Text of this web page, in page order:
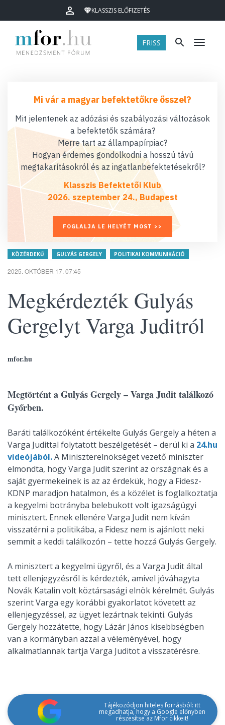
KLASSZIS ELŐFIZETÉS
FRISS Menü
Mi vár a magyar befektetőkre ősszel?
Mit jelentenek az adózási és szabályozási változások
a befektetők számára?
Merre tart az állampapírpiac?
Hogyan érdemes gondolkodni a hosszú távú
megtakarításokról és az ingatlanbefektetésekről?
Klasszis Befektetői Klub
2026. szeptember 24., Budapest
FOGLALJA LE HELYÉT MOST >>
KÖZÉRDEKŰ GULYÁS GERGELY POLITIKAI KOMMUNIKÁCIÓ
2025. OKTÓBER 17. 07:45
Megkérdezték Gulyás
Gergelyt Varga Juditról
mfor.hu
Megtörtént a Gulyás Gergely – Varga Judit találkozó
Győrben.
Baráti találkozóként értékelte Gulyás Gergely a héten a
Varga Judittal folytatott beszélgetését – derül ki a 24.hu
videójából.A Miniszterelnökséget vezető miniszter
elmondta, hogy Varga Judit szerint az országnak és a
saját gyermekeinek is az az érdekük, hogy a Fidesz-
KDNP maradjon hatalmon, és a közélet is foglalkoztatja
a kegyelmi botrányba belebukott volt igazságügyi
minisztert. Ennek ellenére Varga Judit nem kíván
visszatérni a politikába, a Fidesz nem is ajánlott neki
semmit a keddi találkozón – tette hozzá Gulyás Gergely.
A minisztert a kegyelmi ügyről, és a Varga Judit által
tett ellenjegyzésről is kérdezték, amivel jóváhagyta
Novák Katalin volt köztársasági elnök kérelmét. Gulyás
szerint Varga egy korábbi gyakorlatot követett az
ellenjegyzéssel, az ügyet lezártnak tekinti. Gulyás
Gergely hozzátette, hogy Lázár János kisebbségben
van a kormányban azzal a véleményével, hogy
alkalmatlannak tartja Varga Juditot a visszatérésre.
Tájékozódjon hiteles forrásból: itt
megadhatja, hogy a Google előnyben
részesítse az Mfor cikkeit!